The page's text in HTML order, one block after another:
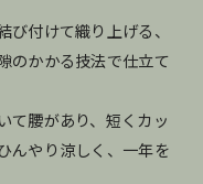
付けて織り上げる、
のかかる技法で仕立て
て腰があり、短くカッ
んやり涼しく、一年を